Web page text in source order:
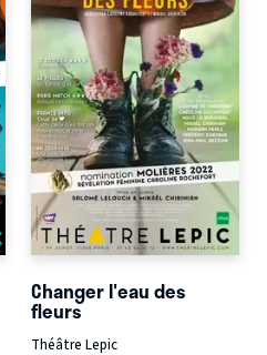
Changer l'eau des
fleurs
Théâtre Lepic